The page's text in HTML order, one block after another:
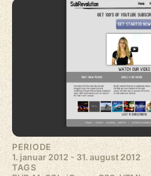
PERIODE
1. januar 2012 - 31. august 2012
TAGS